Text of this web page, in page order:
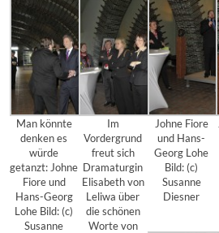
Man könnte
denken es
würde
getanzt: Johne
Fiore und
Hans-Georg
Lohe Bild: (c)
Susanne
Im
Vordergrund
freut sich
Dramaturgin
Elisabeth von
Leliwa über
die schönen
Worte von
Johne Fiore
und Hans-
Georg Lohe
Bild: (c)
Susanne
Diesner